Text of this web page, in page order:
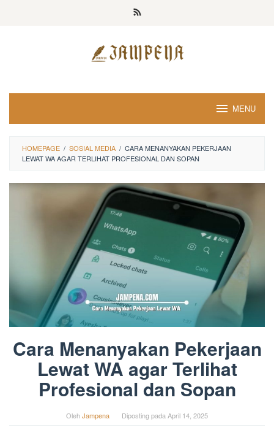
MENU
HOMEPAGE / SOSIAL MEDIA / CARA MENANYAKAN PEKERJAAN
LEWAT WA AGAR TERLIHAT PROFESIONAL DAN SOPAN
Cara Menanyakan Pekerjaan
Lewat WA agar Terlihat
Profesional dan Sopan
OlehJampena Diposting pada April 14, 2025